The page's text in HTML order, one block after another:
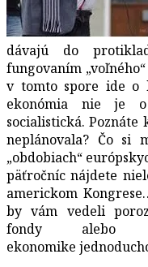
dávajú do
fungovaním
v tomto spore ide o
ekonómia nie je
socialistická.
neplánovala? Čo si
„obdobiach“
päťročníc nájdete
americkom
by vám vedeli
fondy alebo
ekonomike